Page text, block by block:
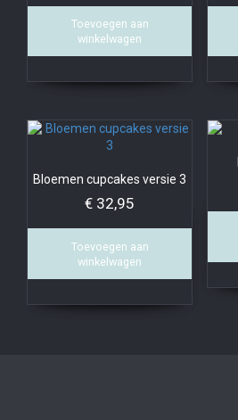
Toevoegen aan
winkelwagen
Bloemen cupcakes versie 3
€ 32,95
Toevoegen aan
winkelwagen